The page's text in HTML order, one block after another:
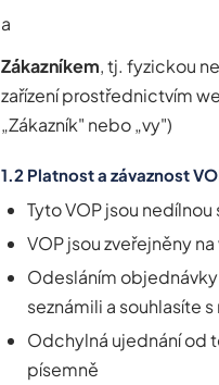
a
Zákazníkem, tj. fyzickou
zařízení prostřednictvím
„Zákazník" nebo „vy")
1.2 Platnost a závaznost
Tyto VOP jsou
VOP jsou zveřejněny
Odesláním
seznámili a souhlasíte
Odchylná ujednání od
písemně